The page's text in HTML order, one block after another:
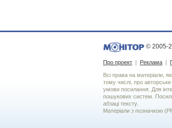
© 2005-
Про проект | Реклама |
Всі права на матеріали,
тому числі, про
умови посилання. Для
пошукових систем.
абзаці тексту.
Матеріали з позначкою